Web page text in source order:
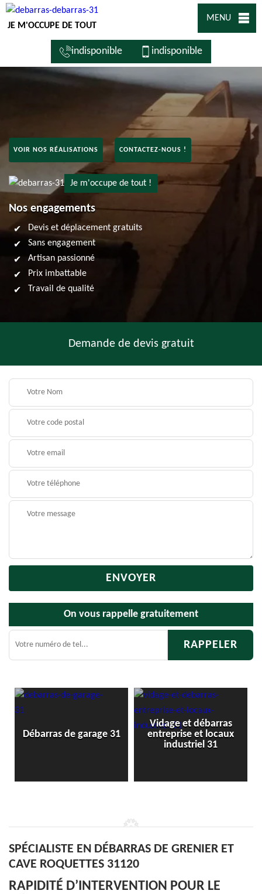
JE M'OCCUPE DE TOUT
MENU
indisponible indisponible
VOIR NOS RÉALISATIONS CONTACTEZ-NOUS !
Je m'occupe de tout !
Nos engagements
Devis et déplacement gratuits
Sans engagement
Artisan passionné
Prix imbattable
Travail de qualité
Demande de devis gratuit
On vous rappelle gratuitement
Débarras de garage 31
Vidage et débarras
entreprise et locaux
industriel 31
SPÉCIALISTE EN DÉBARRAS DE GRENIER ET
CAVE ROQUETTES 31120
RAPIDITÉ D’INTERVENTION POUR LE